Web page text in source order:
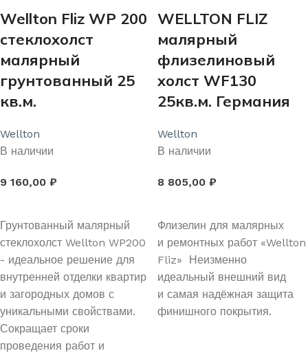
Wellton Fliz WP 200
стеклохолст
малярный
грунтованный 25
кв.м.
Wellton
В наличии
9 160,00 ₽
Грунтованный малярный
стеклохолст Wellton WP200
- идеальное решение для
внутренней отделки квартир
и загородных домов с
уникальными свойствами.
Сокращает сроки
проведения работ и
WELLTON FLIZ
малярный
флизелиновый
холст WF130
25кв.м. Германия
Wellton
В наличии
8 805,00 ₽
Флизелин для малярных
и ремонтных работ «Wellton
Fliz» Неизменно
идеальный внешний вид
и самая надёжная защита
финишного покрытия.